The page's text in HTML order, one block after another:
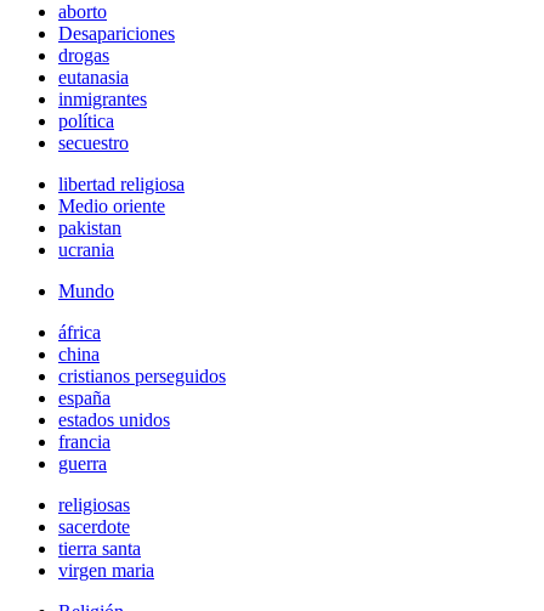
aborto
Desapariciones
drogas
eutanasia
inmigrantes
política
secuestro
libertad religiosa
Medio oriente
pakistan
ucrania
Mundo
áfrica
china
cristianos perseguidos
españa
estados unidos
francia
guerra
religiosas
sacerdote
tierra santa
virgen maria